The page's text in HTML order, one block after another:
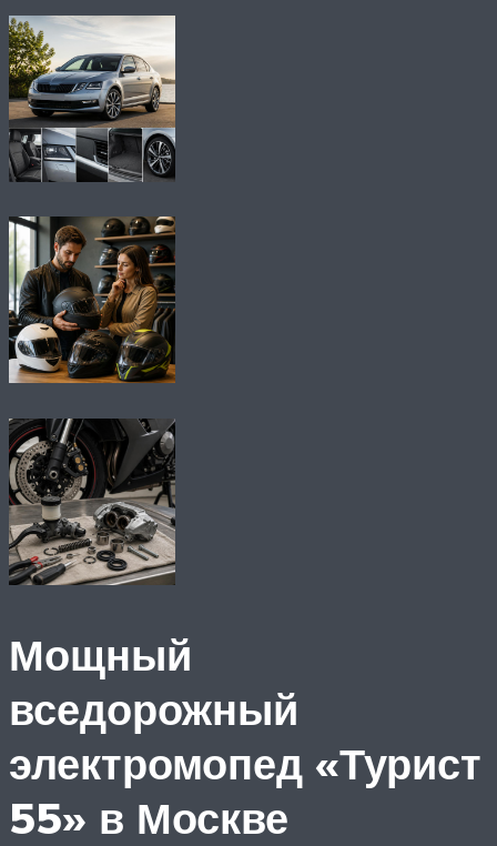
Мощный
вседорожный
электромопед «Турист
55» в Москве